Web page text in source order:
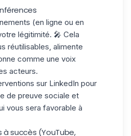
(en ligne ou en
légitimité. 🎤 Cela
réutilisables, alimente
comme une voix
acteurs.
sur LinkedIn pour
de preuve sociale et
vous sera favorable à
à succès (YouTube,